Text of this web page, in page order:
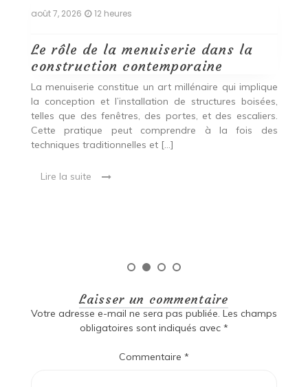
août 7, 2026 12 heures
Le rôle de la menuiserie dans la
construction contemporaine
La menuiserie constitue un art millénaire qui implique
la conception et l’installation de structures boisées,
telles que des fenêtres, des portes, et des escaliers.
Cette pratique peut comprendre à la fois des
techniques traditionnelles et […]
Lire la suite
Laisser un commentaire
Votre adresse e-mail ne sera pas publiée. Les champs
obligatoires sont indiqués avec *
Commentaire *